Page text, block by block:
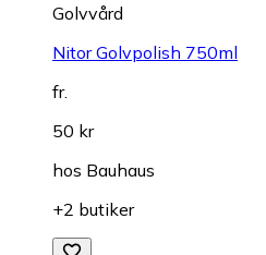
Golvvård
Nitor Golvpolish 750ml
fr.
50 kr
hos Bauhaus
+2 butiker